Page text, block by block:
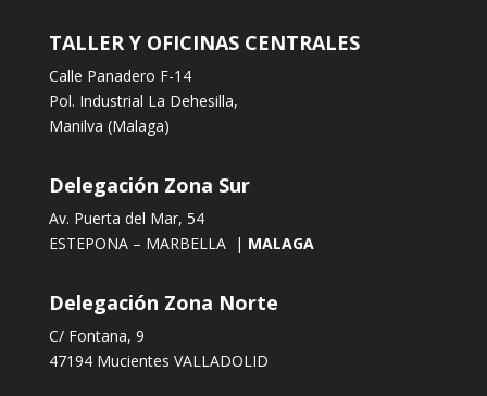
TALLER Y OFICINAS CENTRALES
Calle Panadero F-14
Pol. Industrial La Dehesilla,
Manilva (Malaga)
Delegación Zona Sur
Av. Puerta del Mar, 54
ESTEPONA – MARBELLA | MALAGA
Delegación Zona Norte
C/ Fontana, 9
47194 Mucientes VALLADOLID